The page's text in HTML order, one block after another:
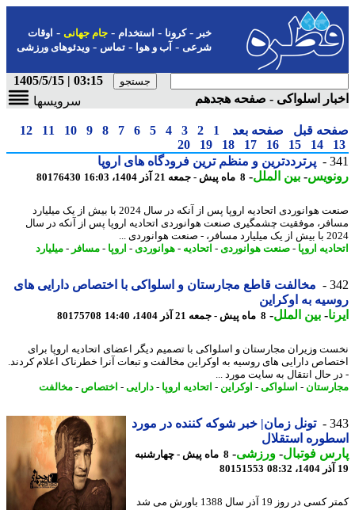
-کرونا-استخدام- جام جهانی-اوقات
شرعی-آب و هوا-تماس-ویدئوهای ورزشی
03:15 | 1405/5/15
اسلواکی - صفحه هجدهم
سرویسها
قبل صفحه بعد 1
2
3
4
5
6
7
8
9
10
11
12
14
15
16
17
18
19
20
پرترددترین و منظم ترین فرودگاه های اروپا
-بین الملل-8 ماه پیش - جمعه 21 آذر 1404، 16:03 80176430
صنعت هوانوردی اتحادیه اروپا پس از آنکه در سال 2024 با بیش از یک میلیارد
موفقیت چشمگیری صنعت هوانوردی اتحادیه اروپا پس از آنکه در سال
- صنعت هوانوردی ...
اروپا - صنعت هوانوردی-اتحادیه-هوانوردی-اروپا - مسافر-میلیارد
مخالفت قاطع مجارستان و اسلواکی با اختصاص دارایی های
به اوکراین
-بین الملل-8 ماه پیش - جمعه 21 آذر 1404، 14:40 80175708
وزیران مجارستان و اسلواکی با تصمیم دیگر اعضای اتحادیه اروپا برای
دارایی های روسیه به اوکراین مخالفت و تبعات آنرا خطرناک اعلام کردند.
ﺣﺎل اﻧﺘﻘﺎل ﺑﻪ ﺳﺎﯾﺖ ﻣﻮرد ...
-اسلواکی-اوکراین- اتحادیه اروپا - دارایی- اختصاص-مخالفت
تونل زمان| خبر شوکه کننده در مورد
استقلال
فوتبال-ورزشی-
8 ماه پیش - چهارشنبه
80151553
کمتر کسی در روز 19 آذر سال 1388 باورش می شد